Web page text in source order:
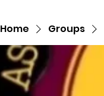
Home Groups